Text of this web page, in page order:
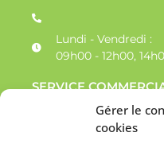
Gérer le
cookies
Lundi - Vendredi :
09h00 - 12h00,
SERVICE
Lundi - Vendredi :